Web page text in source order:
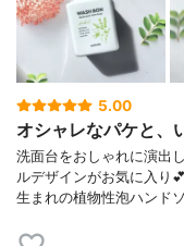
5.00
オシャレなパケと、
洗面台をおしゃれに演出
ルデザインがお気に入り
生まれの植物性泡ハンド